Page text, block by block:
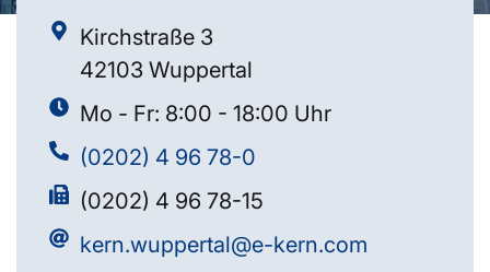
Kirchstraße 3
42103 Wuppertal
Mo - Fr: 8:00 - 18:00 Uhr
(0202) 4 96 78-0
(0202) 4 96 78-15
kern.wuppertal@e-kern.com